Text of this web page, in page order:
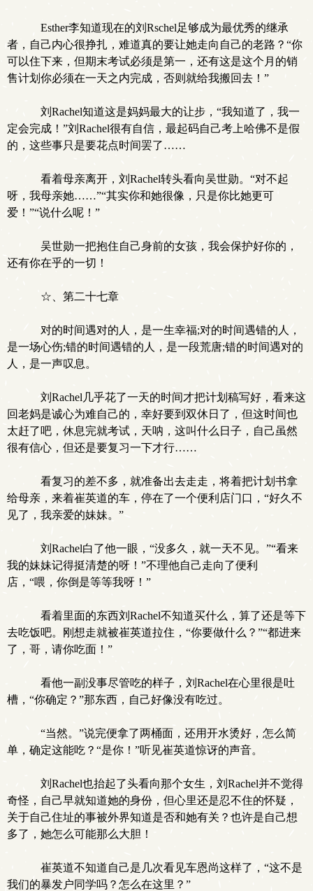
Esther李知道现在的刘Rschel足够成为最优秀的继承
者，自己内心很挣扎，难道真的要让她走向自己的老路？“你
可以住下来，但期末考试必须是第一，还有这是这个月的销
售计划你必须在一天之内完成，否则就给我搬回去！”
刘Rachel知道这是妈妈最大的让步，“我知道了，我一
定会完成！”刘Rachel很有自信，最起码自己考上哈佛不是假
的，这些事只是要花点时间罢了……
看着母亲离开，刘Rachel转头看向吴世勋。“对不起
呀，我母亲她……”“其实你和她很像，只是你比她更可
爱！”“说什么呢！”
吴世勋一把抱住自己身前的女孩，我会保护好你的，
还有你在乎的一切！
☆、第二十七章
对的时间遇对的人，是一生幸福;对的时间遇错的人，
是一场心伤;错的时间遇错的人，是一段荒唐;错的时间遇对的
人，是一声叹息。
刘Rachel几乎花了一天的时间才把计划稿写好，看来这
回老妈是诚心为难自己的，幸好要到双休日了，但这时间也
太赶了吧，休息完就考试，天呐，这叫什么日子，自己虽然
很有信心，但还是要复习一下才行……
看复习的差不多，就准备出去走走，将着把计划书拿
给母亲，来着崔英道的车，停在了一个便利店门口，“好久不
见了，我亲爱的妹妹。”
刘Rachel白了他一眼，“没多久，就一天不见。”“看来
我的妹妹记得挺清楚的呀！”不理他自己走向了便利
店，“喂，你倒是等等我呀！”
看着里面的东西刘Rachel不知道买什么，算了还是等下
去吃饭吧。刚想走就被崔英道拉住，“你要做什么？”“都进来
了，哥，请你吃面！”
看他一副没事尽管吃的样子，刘Rachel在心里很是吐
槽，“你确定？”那东西，自己好像没有吃过。
“当然。”说完便拿了两桶面，还用开水烫好，怎么简
单，确定这能吃？“是你！”听见崔英道惊讶的声音。
刘Rachel也抬起了头看向那个女生，刘Rachel并不觉得
奇怪，自己早就知道她的身份，但心里还是忍不住的怀疑，
关于自己住址的事被外界知道是否和她有关？也许是自己想
多了，她怎么可能那么大胆！
崔英道不知道自己是几次看见车恩尚这样了，“这不是
我们的暴发户同学吗？怎么在这里？”